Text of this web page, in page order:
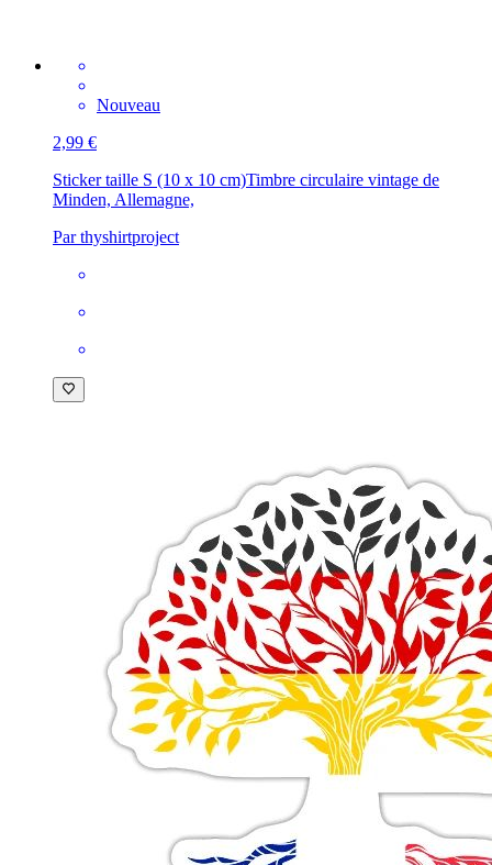
Nouveau
2,99 €
Sticker taille S (10 x 10 cm)Timbre circulaire vintage de
Minden, Allemagne,
Par thyshirtproject